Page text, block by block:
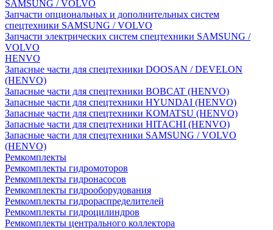
SAMSUNG / VOLVO
Запчасти опциональных и дополнительных систем
спецтехники SAMSUNG / VOLVO
Запчасти электрических систем спецтехники SAMSUNG /
VOLVO
HENVO
Запасные части для спецтехники DOOSAN / DEVELON
(HENVO)
Запасные части для спецтехники BOBCAT (HENVO)
Запасные части для спецтехники HYUNDAI (HENVO)
Запасные части для спецтехники KOMATSU (HENVO)
Запасные части для спецтехники HITACHI (HENVO)
Запасные части для спецтехники SAMSUNG / VOLVO
(HENVO)
Ремкомплекты
Ремкомплекты гидромоторов
Ремкомплекты гидронасосов
Ремкомплекты гидрооборудования
Ремкомплекты гидрораспределителей
Ремкомплекты гидроцилиндров
Ремкомплекты центрального коллектора